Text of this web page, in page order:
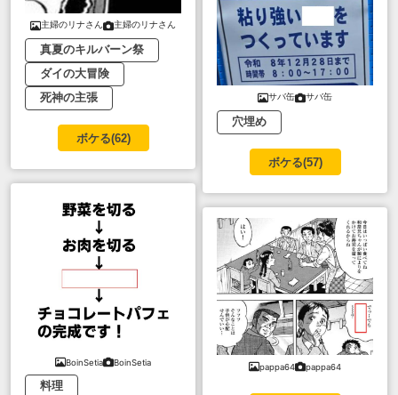
主婦のリナさん 主婦のリナさん
真夏のキルバーン祭
ダイの大冒険
死神の主張
ボケる(62)
BoinSetia BoinSetia
料理
サバ缶 サバ缶
穴埋め
ボケる(57)
pappa64 pappa64